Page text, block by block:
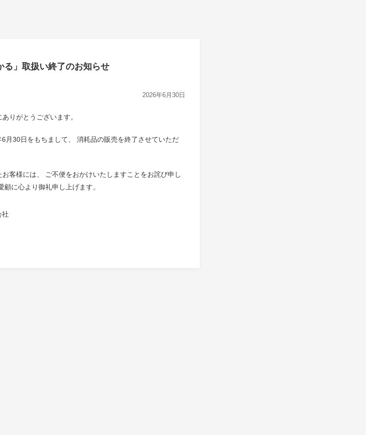
る」取扱い終了のお知らせ
2026年6月30日
りがとうございます。
月30日をもちまして、 消耗品の販売を終了させていただ
客様には、 ご不便をおかけいたしますことをお詫び申し
顧に心より御礼申し上げます。
社